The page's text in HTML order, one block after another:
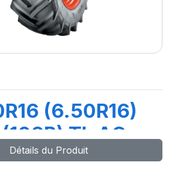
(6.50R16)
TL AC
Détails du Produit